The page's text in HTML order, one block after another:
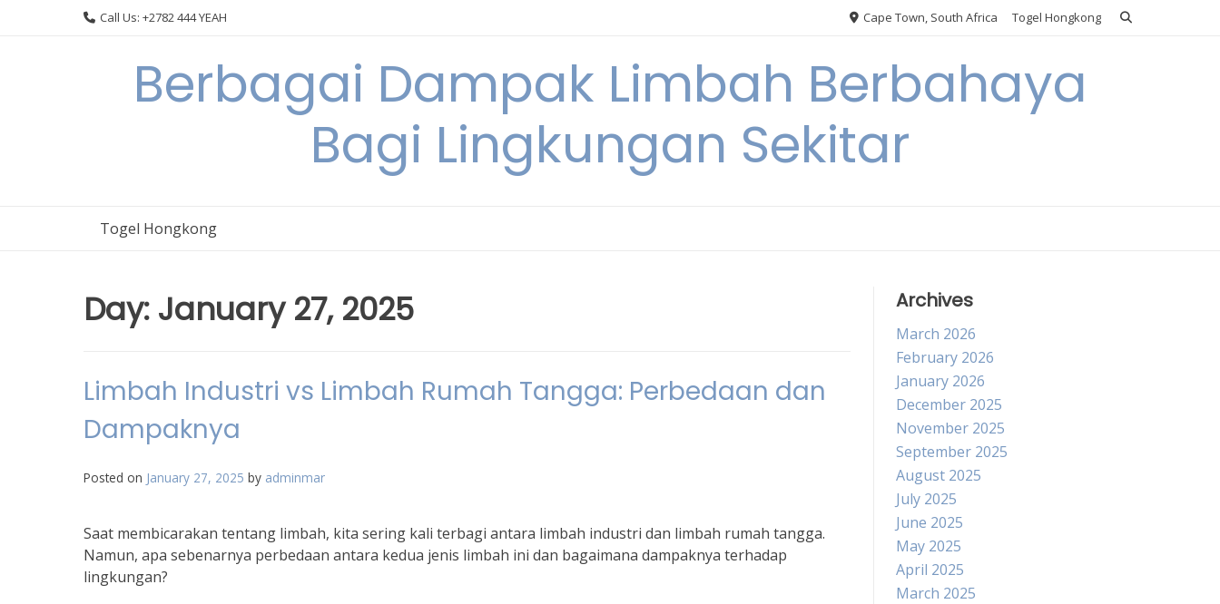
Call Us: +2782 444 YEAH Cape Town, South Africa Togel Hongkong
Berbagai Dampak Limbah Berbahaya
Bagi Lingkungan Sekitar
Togel Hongkong
Day: January 27, 2025
Limbah Industri vs Limbah Rumah Tangga: Perbedaan dan
Dampaknya
Posted on January 27, 2025 by adminmar
Saat membicarakan tentang limbah, kita sering kali terbagi antara limbah industri dan limbah rumah tangga.
Namun, apa sebenarnya perbedaan antara kedua jenis limbah ini dan bagaimana dampaknya terhadap
lingkungan?
Archives
March 2026
February 2026
January 2026
December 2025
November 2025
September 2025
August 2025
July 2025
June 2025
May 2025
April 2025
March 2025